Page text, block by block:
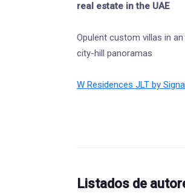
real estate in the UAE
Opulent custom villas in
city-hill panoramas
W Residences JLT by
Listados de